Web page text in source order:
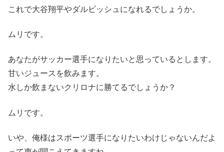
これで大谷翔平やダルビッシュになれるでしょうか。
ムリです。
あなたがサッカー選手になりたいと思っているとします。
甘いジュースを飲みます。
水しか飲まないクリロナに勝てるでしょうか？
ムリです。
いや、俺様はスポーツ選手になりたいわけじゃないんだよ